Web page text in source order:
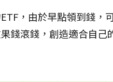
，由於早點領到錢，
錢滾錢，創造適合自己